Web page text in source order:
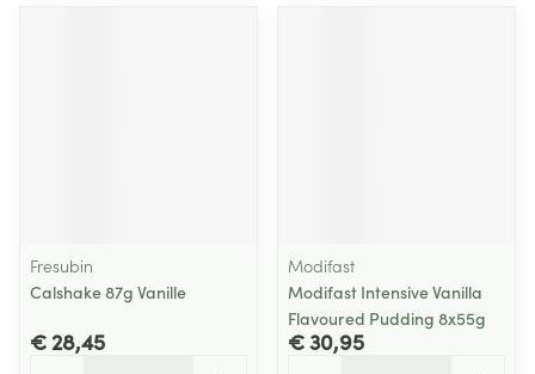
Fresubin
Calshake 87g Vanille
€ 28,45
Modifast
Modifast Intensive Vanilla
Flavoured Pudding 8x55g
€ 30,95